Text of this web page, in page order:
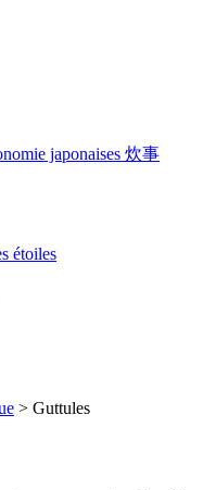
japonaises 炊事
étoiles
> Guttules